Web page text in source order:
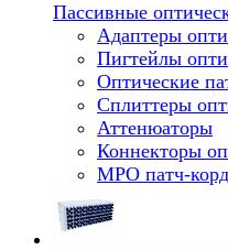
Пассивные
Адаптеры
Пигтейлы
Оптические
Сплиттеры
Аттенюаторы
Коннекторы
MPO патч-